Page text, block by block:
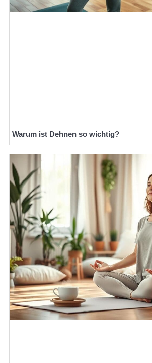
Warum ist Dehnen so wichtig?